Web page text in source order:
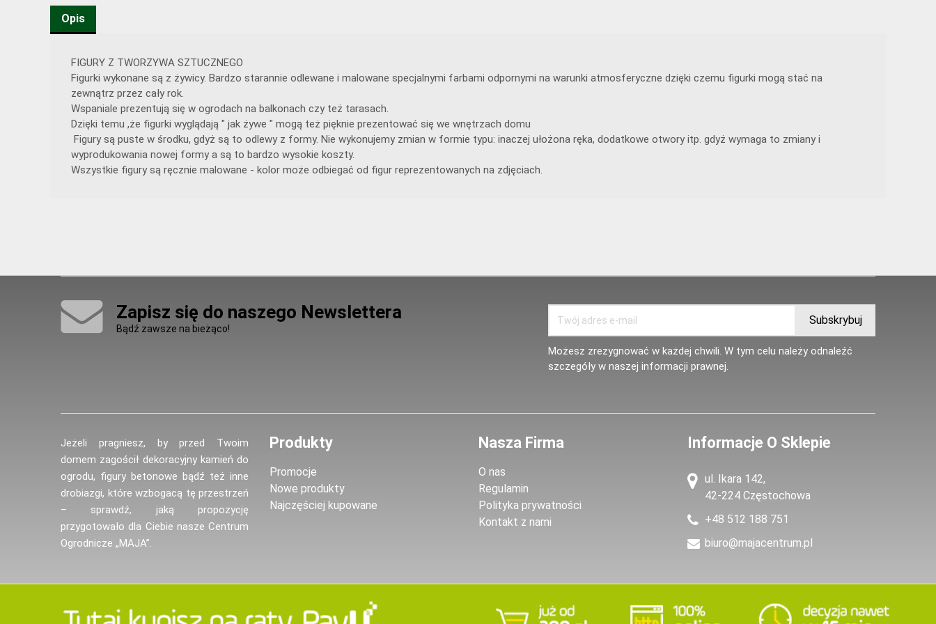
Opis
FIGURY Z TWORZYWA SZTUCZNEGO
Figurki wykonane są z żywicy. Bardzo starannie odlewane i malowane specjalnymi farbami odpornymi na warunki atmosferyczne dzięki czemu figurki mogą stać na
zewnątrz przez cały rok.
Wspaniale prezentują się w ogrodach na balkonach czy też tarasach.
Dzięki temu ,że figurki wyglądają " jak żywe " mogą też pięknie prezentować się we wnętrzach domu
Figury są puste w środku, gdyż są to odlewy z formy. Nie wykonujemy zmian w formie typu: inaczej ułożona ręka, dodatkowe otwory itp. gdyż wymaga to zmiany i
wyprodukowania nowej formy a są to bardzo wysokie koszty.
Wszystkie figury są ręcznie malowane - kolor może odbiegać od figur reprezentowanych na zdjęciach.
Zapisz się do naszego Newslettera
Bądź zawsze na bieżąco!
Możesz zrezygnować w każdej chwili. W tym celu należy odnaleźć
szczegóły w naszej informacji prawnej.
Jeżeli pragniesz, by przed Twoim
domem zagościł dekoracyjny kamień do
ogrodu, figury betonowe bądź też inne
drobiazgi, które wzbogacą tę przestrzeń
– sprawdź, jaką propozycję
przygotowało dla Ciebie nasze Centrum
Ogrodnicze „MAJA”.
Produkty
Promocje
Nowe produkty
Najczęściej kupowane
Nasza Firma
O nas
Regulamin
Polityka prywatności
Kontakt z nami
Informacje O Sklepie
ul. Ikara 142,
42-224 Częstochowa
+48 512 188 751
biuro@majacentrum.pl